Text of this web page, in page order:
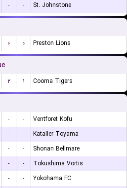
- - St. Johnstone
۰ ۰ Preston Lions
۲ ۱ Cooma Tigers
- -
Ventforet Kofu
- -
Kataller Toyama
- -
Shonan Bellmare
- -
Tokushima Vortis
- -
Yokohama FC